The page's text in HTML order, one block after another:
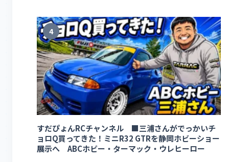
4
すだぴょんRCチャンネル ■三浦さんがでっかいチ
ョロQ買ってきた！ミニR32 GTRを静岡ホビーショー
展示へ ABCホビー・ターマック・ウレヒーロー